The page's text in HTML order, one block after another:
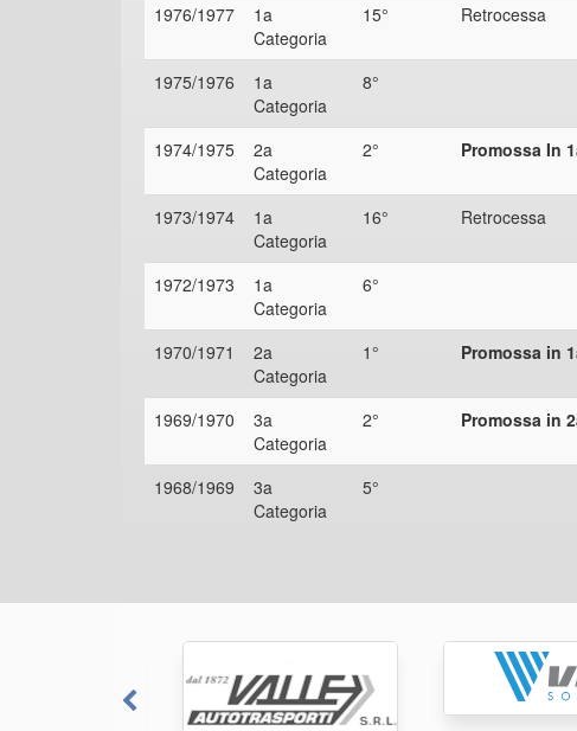
1976/1977
1a
Categoria
15° Retrocessa
1975/1976
1a
Categoria
8°
1974/1975
2a
Categoria
2° Promossa In
1973/1974
1a
Categoria
16° Retrocessa
1972/1973
1a
Categoria
6°
1970/1971
2a
Categoria
1° Promossa in
1969/1970
3a
Categoria
2° Promossa in
1968/1969
3a
Categoria
5°